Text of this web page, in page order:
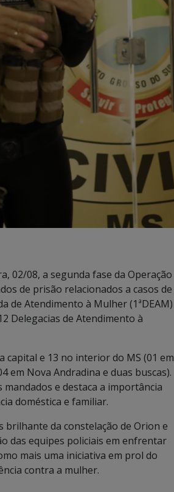
02/08, a segunda fase da Operação
de prisão relacionados a casos de
de Atendimento à Mulher (1ªDEAM)
Delegacias de Atendimento à
capital e 13 no interior do MS (01 em
em Nova Andradina e duas buscas).
e destaca a importância
doméstica e familiar.
brilhante da constelação de Orion e
das equipes policiais em enfrentar
mais uma iniciativa em prol do
contra a mulher.